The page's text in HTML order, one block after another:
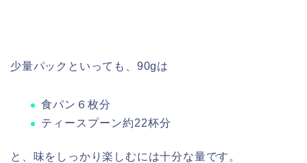
少量パックといっても、90gは
食パン６枚分
ティースプーン約22杯分
と、味をしっかり楽しむには十分な量です。